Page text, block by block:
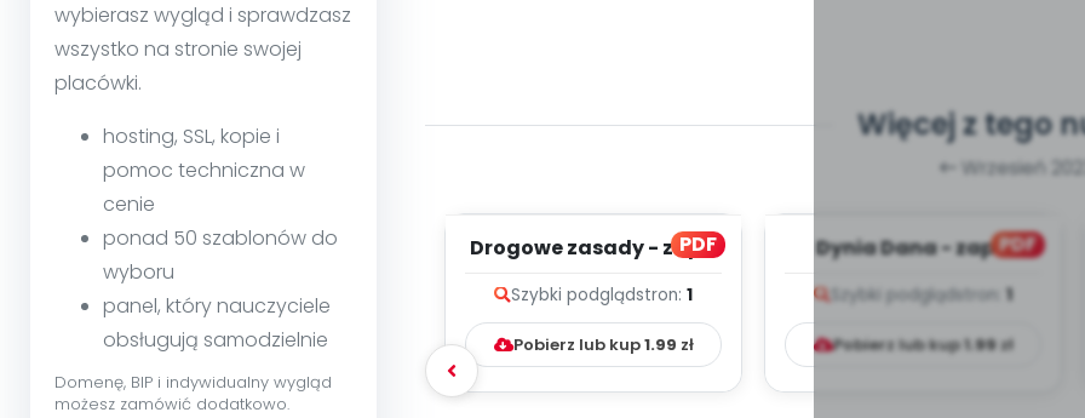
wybierasz wygląd i sprawdzasz
wszystko na stronie swojej
placówki.
hosting, SSL, kopie i
pomoc techniczna w
cenie
ponad 50 szablonów do
wyboru
panel, który nauczyciele
obsługują samodzielnie
Domenę, BIP i indywidualny wygląd
możesz zamówić dodatkowo.
Więcej z tego
Wrzesień 2023
PDF
Drogowe zasady - zapis
Szybki podglądstron: 1
Pobierz lub kup1.99 zł
PDF
Dynia Dana - zapis
Szybki podglądstron: 1
Pobierz lub kup1.99zł